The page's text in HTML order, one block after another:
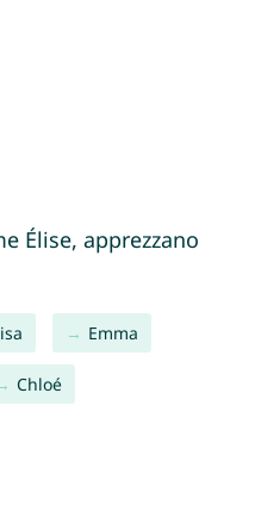
Élise, apprezzano
Emma
Chloé